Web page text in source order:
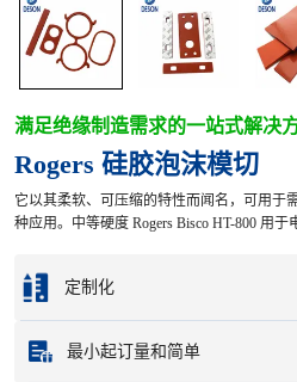
满足绝缘制造需求的一站式解决
Rogers 硅胶泡沫模切
它以其柔软、可压缩的特性而闻名，可用于
种应用。中等硬度 Rogers Bisco HT-800 用
定制化
完整的定制选项包括颜色、尺寸、
最小起订量和简单